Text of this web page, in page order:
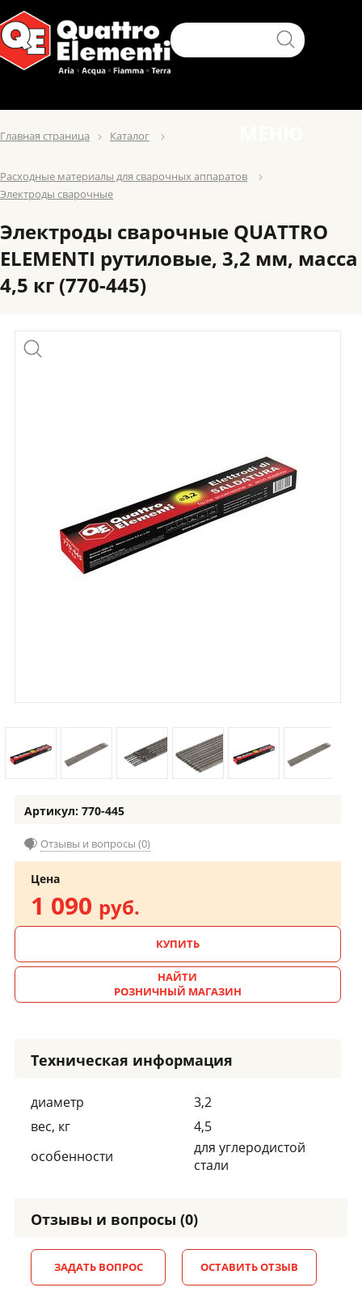
Главная страница Каталог
Расходные материалы для сварочных аппаратов
Электроды сварочные
Электроды сварочные QUATTRO
ELEMENTI рутиловые, 3,2 мм, масса
4,5 кг (770-445)
Артикул: 770-445
Отзывы и вопросы (0)
Цена
1 090 руб.
КУПИТЬ
НАЙТИ
РОЗНИЧНЫЙ МАГАЗИН
Техническая информация
диаметр
3,2
вес, кг
4,5
особенности
для углеродистой
стали
Отзывы и вопросы (0)
ЗАДАТЬ ВОПРОС ОСТАВИТЬ ОТЗЫВ